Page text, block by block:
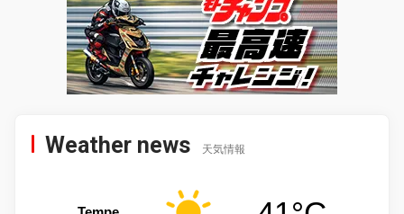
Weather news 天気情報